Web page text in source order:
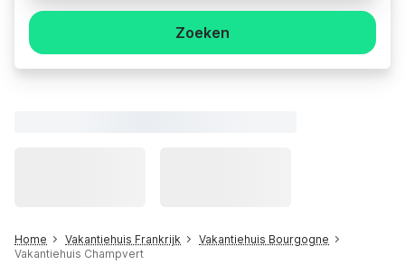
Zoeken
Home Vakantiehuis Frankrijk
Vakantiehuis Bourgogne
Vakantiehuis Champvert